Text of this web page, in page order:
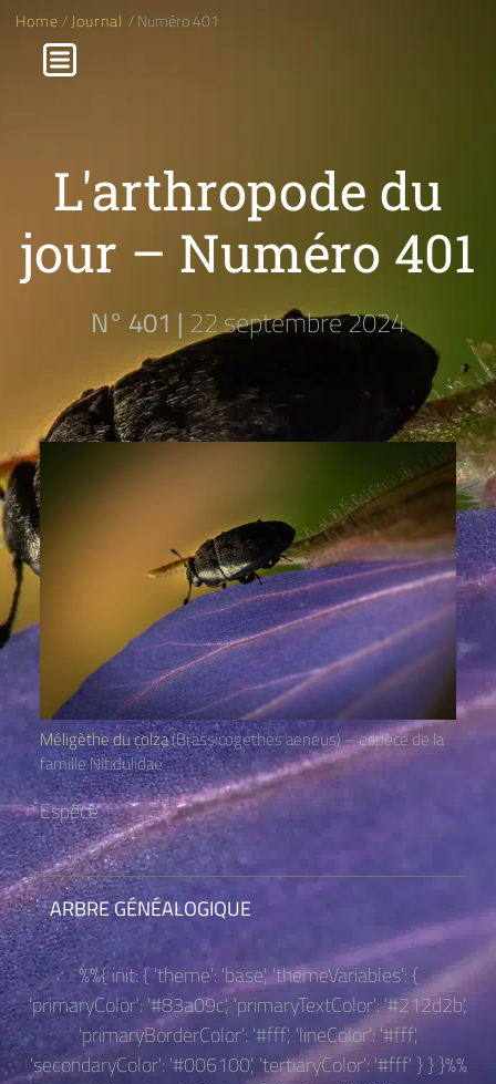
Home/Journal / Numéro 401
L'arthropode du
jour – Numéro 401
N° 401 | 22 septembre 2024
Méligèthe du colza(Brassicogethes aeneus) – espèce de la
famille Nitidulidae
Espèce
ARBRE GÉNÉALOGIQUE
%%{ init: { 'theme': 'base', 'themeVariables': {
'primaryColor': '#83a09c', 'primaryTextColor': '#212d2b',
'primaryBorderColor': '#fff', 'lineColor': '#fff',
'secondaryColor': '#006100', 'tertiaryColor': '#fff' } } }%%